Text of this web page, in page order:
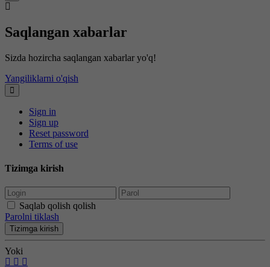
Saqlangan xabarlar
Sizda hozircha saqlangan xabarlar yo'q!
Yangiliklarni o'qish
Sign in
Sign up
Reset password
Terms of use
Tizimga kirish
Saqlab qolish qolish
Parolni tiklash
Tizimga kirish
Yoki